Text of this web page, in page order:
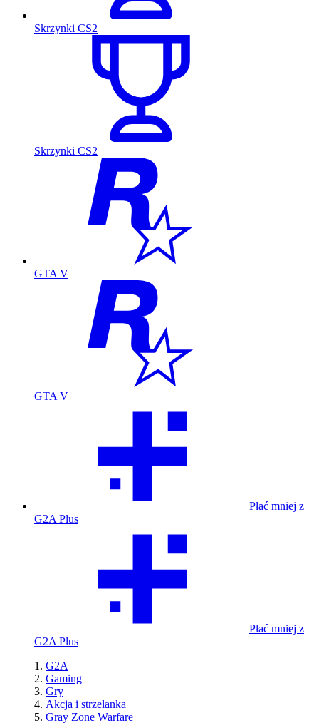
Skrzynki CS2
Skrzynki CS2
GTA V
GTA V
Płać mniej z
G2A Plus
Płać mniej z
G2A Plus
G2A
Gaming
Gry
Akcja i strzelanka
Gray Zone Warfare